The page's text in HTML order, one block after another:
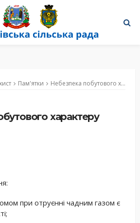
Пам'ятки Небезпека побутового характеру
характеру
при отруєнні чадним газом є